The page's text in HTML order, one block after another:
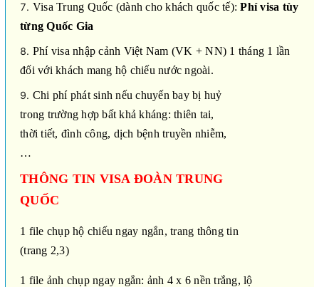
Visa Trung Quốc (dành cho khách quốc tế):Phí visa tùy
từng Quốc Gia
Phí visa nhập cảnh Việt Nam (VK + NN) 1 tháng 1 lần
đối với khách mang hộ chiếu nước ngoài.
Chi phí phát sinh nếu chuyến bay bị huỷ
trong trường hợp bất khả kháng: thiên tai,
thời tiết, đình công, dịch bệnh truyền nhiễm,
…
THÔNG TIN VISA ĐOÀN TRUNG
QUỐC
1 file chụp hộ chiếu ngay ngắn, trang thông tin
(trang 2,3)
1 file ảnh chụp ngay ngắn: ảnh 4 x 6 nền trắng, lộ